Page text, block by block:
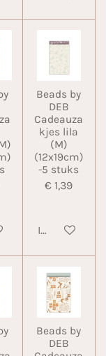
Beads by
DEB
Cadeauza
kjes lila
(M)
(12x19cm)
-5 stuks
€ 1,39
In
Beads by
DEB